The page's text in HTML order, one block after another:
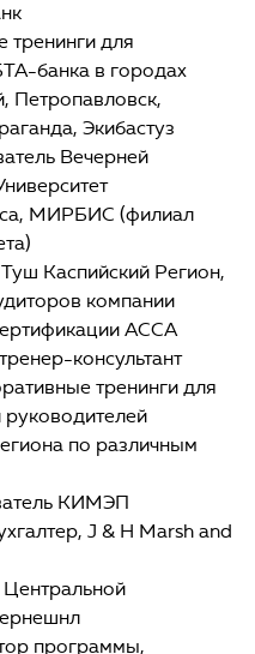
для
банка в городах
Петропавловск,
Экибастуз
Вечерней
МИРБИС (филиал
Каспийский Регион,
компании
АССА
консультант
тренинги для
по различным
КИМЭП
J & H Marsh and
программы,